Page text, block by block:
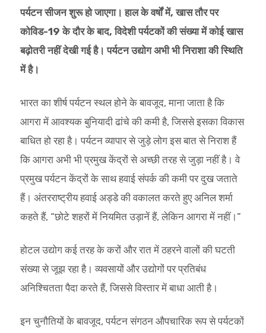
पर्यटन सीजन शुरू हो जाएगा। हाल के वर्षों में, खास तौर पर
कोविड-19 के दौर के बाद, विदेशी पर्यटकों की संख्या में कोई खास
बढ़ोतरी नहीं देखी गई है। पर्यटन उद्योग अभी भी निराशा की स्थिति
में है।
भारत का शीर्ष पर्यटन स्थल होने के बावजूद, माना जाता है कि
आगरा में आवश्यक बुनियादी ढांचे की कमी है, जिससे इसका विकास
बाधित हो रहा है। पर्यटन व्यापार से जुड़े लोग इस बात से निराश हैं
कि आगरा अभी भी प्रमुख केंद्रों से अच्छी तरह से जुड़ा नहीं है। वे
प्रमुख पर्यटन केंद्रों के साथ हवाई संपर्क की कमी पर दुख जताते
हैं। अंतरराष्ट्रीय हवाई अड्डे की वकालत करते हुए अनिल शर्मा
कहते हैं, “छोटे शहरों में नियमित उड़ानें हैं, लेकिन आगरा में नहीं।”
होटल उद्योग कई तरह के करों और रात में ठहरने वालों की घटती
संख्या से जूझ रहा है। व्यवसायों और उद्योगों पर प्रतिबंध
अनिश्चितता पैदा करते हैं, जिससे विस्तार में बाधा आती है।
इन चुनौतियों के बावजूद, पर्यटन संगठन औपचारिक रूप से पर्यटकों